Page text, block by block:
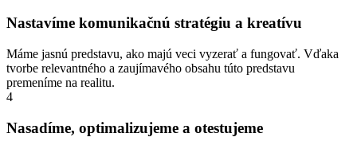
Nastavíme komunikačnú stratégiu a kreatívu
Máme jasnú predstavu, ako majú veci vyzerať a fungovať. Vďaka
tvorbe relevantného a zaujímavého obsahu túto predstavu
premeníme na realitu.
4
Nasadíme, optimalizujeme a otestujeme